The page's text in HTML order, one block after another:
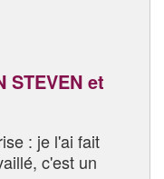
STEVEN et
: je l'ai fait
c'est un